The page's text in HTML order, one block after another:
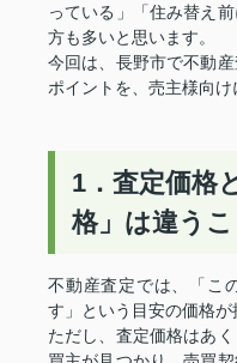
っている」「住み替え
方も多いと思います。
今回は、長野市で不動
ポイントを、売主様向け
1．査定価格
格」は違う
不動産査定では、「こ
す」という目安の価格が
ただし、査定価格はあ